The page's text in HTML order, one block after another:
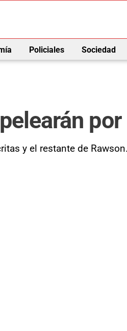
Policiales Sociedad
y el restante de